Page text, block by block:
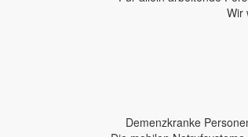
Wir
Demenzkranke